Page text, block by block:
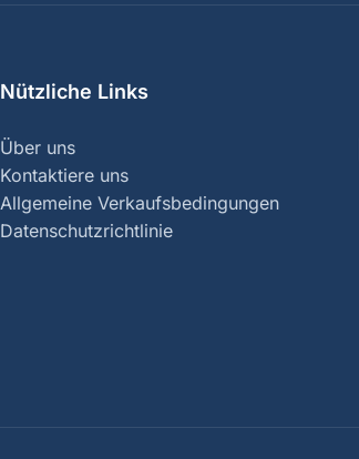
Nützliche Links
Über uns
Kontaktiere uns
Allgemeine Verkaufsbedingungen
Datenschutzrichtlinie